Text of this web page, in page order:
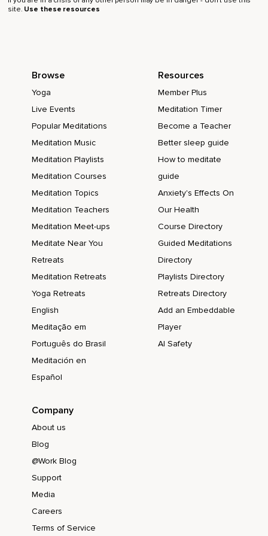
Beziehungsweise du gehst davon aus,
Alles,
Was mit Beziehungen,
Was mit Menschen zu tun hat,
Und wie es sich für mich anfühlt,
Ist es noch mal anders,
Wie es für dich anfühlt.
Dass du weißt,
Wann du die richtige Einstellung hast und wann das Gefühl
dahinter stimmt.
Also pass einfach das nächste Mal darauf auf,
Wenn du wieder mit dieser Person zu tun hast und du
machst gedanklich,
Machst dir schon wieder Vorwürfe,
Was du auch selber von dir haben möchtest.
Nimm es einfach wahr.
Nimm es wahr.
Dann kannst du einen zauberhaften Satz sagen,
Den ich auch schon ein anderes Mal erwähnt habe und den
Satz kann man eigentlich immer anwenden.
site. Use these resources
Browse
Yoga
Live Events
Popular Meditations
Meditation Music
Meditation Playlists
Meditation Courses
Meditation Topics
Meditation Teachers
Meditation Meet-ups
Meditate Near You
Retreats
Meditation Retreats
Yoga Retreats
English
Meditação em
Português do Brasil
Meditación en
Español
Resources
Member Plus
Meditation Timer
Become a Teacher
Better sleep guide
How to meditate
guide
Anxiety's Effects On
Our Health
Course Directory
Guided Meditations
Directory
Playlists Directory
Retreats Directory
Add an Embeddable
Player
AI Safety
Company
About us
Blog
@Work Blog
Support
Media
Careers
Terms of Service